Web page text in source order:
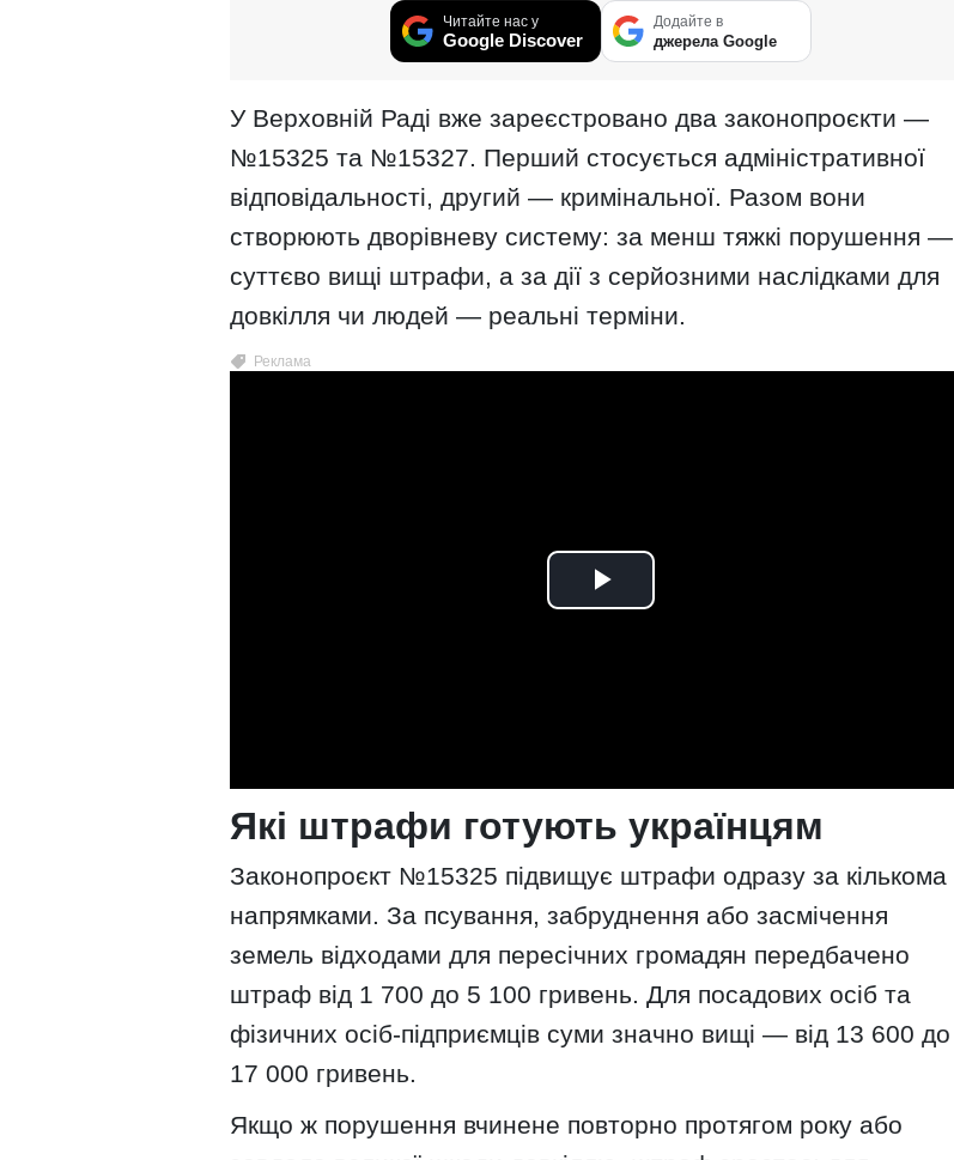
Читайте нас у
Google Discover
Додайте в
джерела Google
У Верховній Раді вже зареєстровано два законопроєкти —
№15325 та №15327. Перший стосується адміністративної
відповідальності, другий — кримінальної. Разом вони
створюють дворівневу систему: за менш тяжкі порушення —
суттєво вищі штрафи, а за дії з серйозними наслідками для
довкілля чи людей — реальні терміни.
Які штрафи готують українцям
Законопроєкт №15325 підвищує штрафи одразу за кількома
напрямками. За псування, забруднення або засмічення
земель відходами для пересічних громадян передбачено
штраф від 1 700 до 5 100 гривень. Для посадових осіб та
фізичних осіб-підприємців суми значно вищі — від 13 600 до
17 000 гривень.
Якщо ж порушення вчинене повторно протягом року або